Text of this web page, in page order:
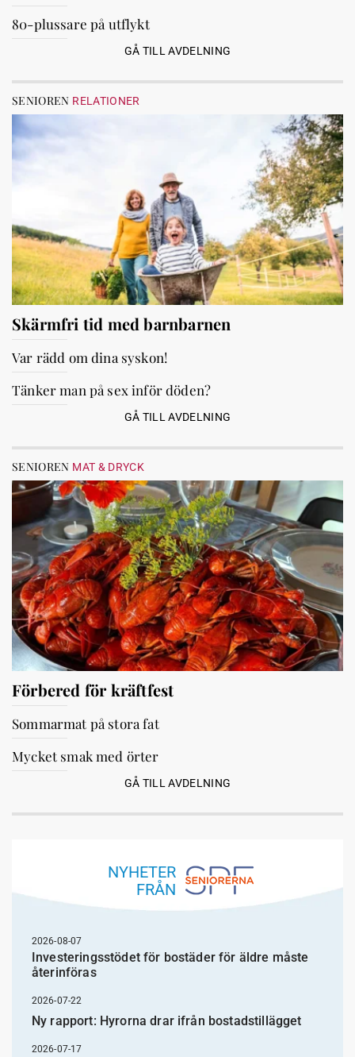
80-plussare på utflykt
GÅ TILL AVDELNING
SENIOREN RELATIONER
Skärmfri tid med barnbarnen
Var rädd om dina syskon!
Tänker man på sex inför döden?
GÅ TILL AVDELNING
SENIOREN MAT & DRYCK
Förbered för kräftfest
Sommarmat på stora fat
Mycket smak med örter
GÅ TILL AVDELNING
NYHETER
FRÅN
2026-08-07
Investeringsstödet för bostäder för äldre måste
återinföras
2026-07-22
Ny rapport: Hyrorna drar ifrån bostadstillägget
2026-07-17